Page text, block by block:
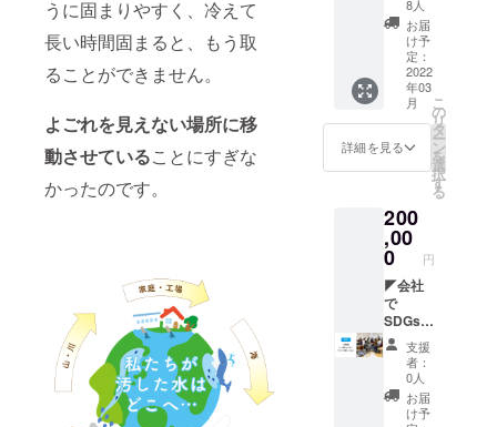
うに固まりやすく、冷えて
長い時間固まると、もう取
ることができません。
よごれを見えない場所に移
動させていることにすぎな
かったのです。
使うこ
とで、
お風呂
から
キッチ
ン、家
のさま
お掃除
に使う
できま
す。 お
友達と
一緒に
買っ
て、無
くなっ
たら量
り売り
を始め
ましょ
う！
香料と
微香
（ラベ
ダー）
の二種
類をご
ていま
す。 ボ
希釈し
てスプ
レーで
使うこ
とで、
お風呂
から
キッチ
ン、家
のさま
ざまな
お掃除
分のサ
ンプル
洗剤5個
付き 送
料無料
軽くて
片手で
すく、
やわら
量り売
りに最
適な半
透明ボ
トルを
使用し
ていま
す。 無
香料と
微香
（ラベ
売り完
全ガイ
ドブッ
ク 付き
販売用
POPサ
ンプル
付き 次
回発注
送料無
料 【販
売予定
価格】
海をま
もる洗
剤 ボッ
クス5L
無香
料
(¥22,00
【内
容】 海
をまも
る洗剤
ボック
18L+5L
(販売用
ぐには
じめる
スター
ター
キッ
ト 一
式 付き
量り売
り完全
ガイド
ブック
付き 販
ンライ
ンセミ
ナープ
ラン◢
※このエ
ント
リー
は、量
り売り
をする
方のみ
です。
【CAM
PFIRE
特別価
格
54%OF
F】
（総額
129,800
円＋α/
微香で
8人
お届
け予
定：
2022
年03
月
詳細を見る
こ
の
リ
タ
ー
ン
を
選
択
す
る
200
,00
0 円
◤会社
で
SDGs！
社員
シェア
＆福利
厚生プ
ラン◢
支援
者：
0人
お届
け予